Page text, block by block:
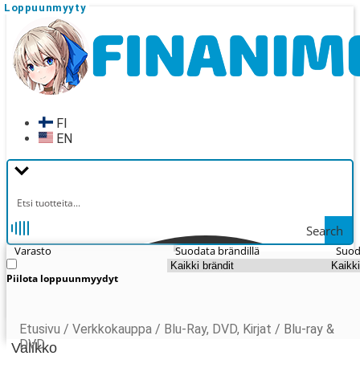
Siirry
navigointiin
Siirry
sisältöön
FI
EN
Search
Varasto
Piilota loppuunmyydyt
Suodata brändillä
Valikko
Etusivu / Verkkokauppa / Blu-Ray, DVD, Kirjat / Blu-ray &
DVD
Loppuunmyyty
Loppuunmyyty
Loppuunmyyty
Loppuunmyyty
Loppuunmyyty
Loppuunmyyty
Loppuunmyyty
Loppuunmyyty
Loppuunmyyty
Loppuunmyyty
Loppuunmyyty
Loppuunmyyty